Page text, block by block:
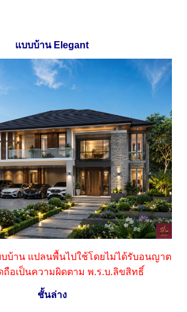
แบบบ้าน Elegant
บ้าน แปลนพื้นไปใช้โดยไม่ได้รับอนญาต
ถือเป็นความผิดตาม พ.ร.บ.ลิขสิทธิ์
ชั้นล่าง